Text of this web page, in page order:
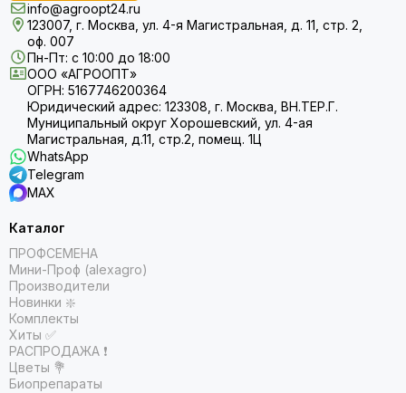
info@agroopt24.ru
123007, г. Москва, ул. 4-я Магистральная, д. 11, стр. 2,
оф. 007
Пн-Пт: с 10:00 до 18:00
ООО «АГРООПТ»
ОГРН: 5167746200364
Юридический адрес: 123308, г. Москва, ВН.ТЕР.Г.
Муниципальный округ Хорошевский, ул. 4-ая
Магистральная, д.11, стр.2, помещ. 1Ц
WhatsApp
Telegram
MAX
Каталог
ПРОФСЕМЕНА
Мини-Проф (alexagro)
Производители
Новинки ❇️
Комплекты
Хиты ✅
РАСПРОДАЖА ❗️
Цветы 💐
Биопрепараты